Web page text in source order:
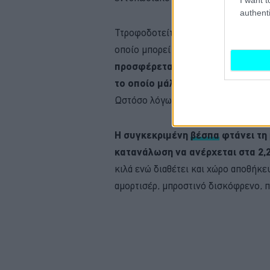
Ττροφοδοτείται από έναν
οποίο μπορεί να οδηγηθεί με άδεια
προσφέρεται έναντι 1.529 ευρώ,
το οποίο μάλιστα η
Ωστόσο λόγω της μεγάλης ζήτησης,
Η συγκεκριμένη βέσπα φτάνει
κατανάλωση να ανέρχεται στα
κιλά ενώ διαθέτει και χώρο
αμορτισέρ, μπροστινό δισκόφρενο,